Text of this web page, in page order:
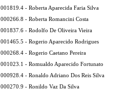
001819.4 - Roberta Aparecida Faria Silva
000266.8 - Roberta Romancini Costa
001837.6 - Rodolfo De Oliveira Vieira
001465.5 - Rogerio Aparecido Rodrigues
000268.4 - Rogerio Caetano Pereira
001023.1 - Romualdo Aparecido Fortunato
000928.4 - Ronaldo Adriano Dos Reis Silva
000270.9 - Ronildo Vaz Da Silva